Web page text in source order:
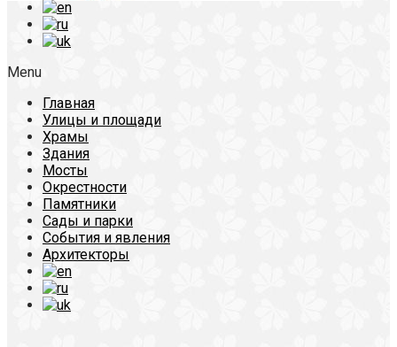
Menu
Главная
Улицы и площади
Храмы
Здания
Мосты
Окрестности
Памятники
Сады и парки
События и явления
Архитекторы